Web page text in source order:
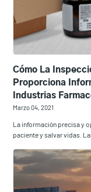
Cómo La
Proporciona
Industrias
Marzo 04, 2021
La información precisa y
paciente y salvar vidas.